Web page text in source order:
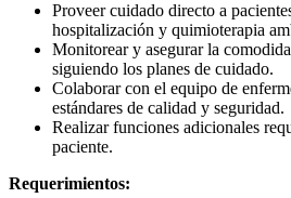
Proveer cuidado directo a
hospitalización y quimioterapia
Monitorear y asegurar la
siguiendo los planes de cuidado.
Colaborar con el equipo de
estándares de calidad y seguridad.
Realizar funciones adicionales
paciente.
Requerimientos: